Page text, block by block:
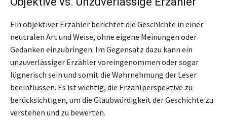
Ein objektiver Erzähler berichtet die Geschichte in einer
neutralen Art und Weise, ohne eigene Meinungen oder
Gedanken einzubringen. Im Gegensatz dazu kann ein
unzuverlässiger Erzähler voreingenommen oder sogar
lügnerisch sein und somit die Wahrnehmung der Leser
beeinflussen. Es ist wichtig, die Erzählperspektive zu
berücksichtigen, um die Glaubwürdigkeit der Geschichte zu
verstehen und zu bewerten.